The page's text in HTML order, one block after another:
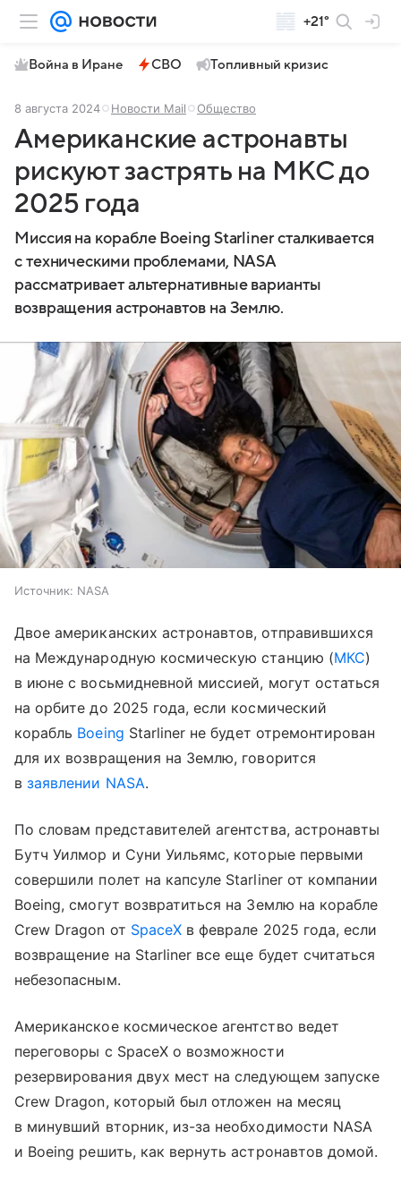
+21°
Война в Иране СВО Топливный кризис
8 августа 2024 Новости Mail Общество
Американские астронавты
рискуют застрять на МКС до
2025 года
Миссия на корабле Boeing Starliner сталкивается
с техническими проблемами, NASA
рассматривает альтернативные варианты
возвращения астронавтов на Землю.
Источник: NASA
Двое американских астронавтов, отправившихся
на Международную космическую станцию (МКС)
в июне с восьмидневной миссией, могут остаться
на орбите до 2025 года, если космический
корабль Boeing Starliner не будет отремонтирован
для их возвращения на Землю, говорится
взаявлении NASA.
По словам представителей агентства, астронавты
Бутч Уилмор и Суни Уильямс, которые первыми
совершили полет на капсуле Starliner от компании
Boeing, смогут возвратиться на Землю на корабле
Crew Dragon от SpaceX в феврале 2025 года, если
возвращение на Starliner все еще будет считаться
небезопасным.
Американское космическое агентство ведет
переговоры с SpaceX о возможности
резервирования двух мест на следующем запуске
Crew Dragon, который был отложен на месяц
в минувший вторник, из-за необходимости NASA
и Boeing решить, как вернуть астронавтов домой.